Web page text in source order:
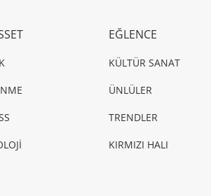
EĞLENCE
KÜLTÜR SANAT
ÜNLÜLER
TRENDLER
KIRMIZI HALI